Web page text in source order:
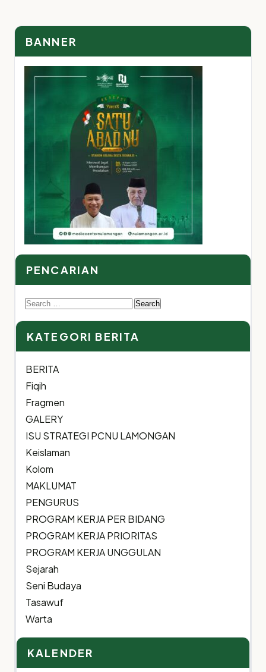
BANNER
PENCARIAN
Search
for:
KATEGORI BERITA
BERITA
Fiqih
Fragmen
GALERY
ISU STRATEGI PCNU LAMONGAN
Keislaman
Kolom
MAKLUMAT
PENGURUS
PROGRAM KERJA PER BIDANG
PROGRAM KERJA PRIORITAS
PROGRAM KERJA UNGGULAN
Sejarah
Seni Budaya
Tasawuf
Warta
KALENDER